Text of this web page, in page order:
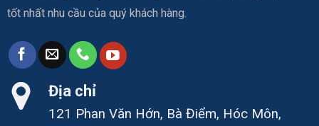
tốt nhất nhu cầu của quý khách hàng.
Địa chỉ
121 Phan Văn Hớn, Bà Điểm, Hóc Môn,